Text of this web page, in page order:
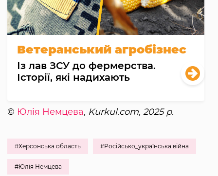
Ветеранський агробізнес
Із лав ЗСУ до фермерства.
Історії, які надихають
© Юлія Немцева, Kurkul.com, 2025 р.
#Херсонська область #Російсько_українська війна
#Юлія Немцева